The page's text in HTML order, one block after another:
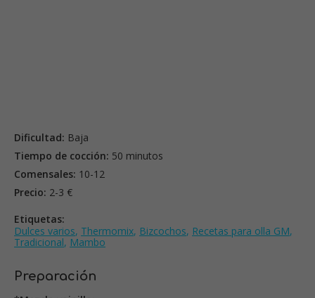
Dificultad: Baja
Tiempo de cocción: 50 minutos
Comensales: 10-12
Precio: 2-3 €
Etiquetas:
Dulces varios, Thermomix, Bizcochos, Recetas para olla GM,
Tradicional, Mambo
Preparación